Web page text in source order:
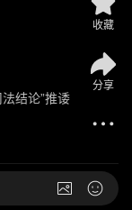
结论”推诿
收藏
分享